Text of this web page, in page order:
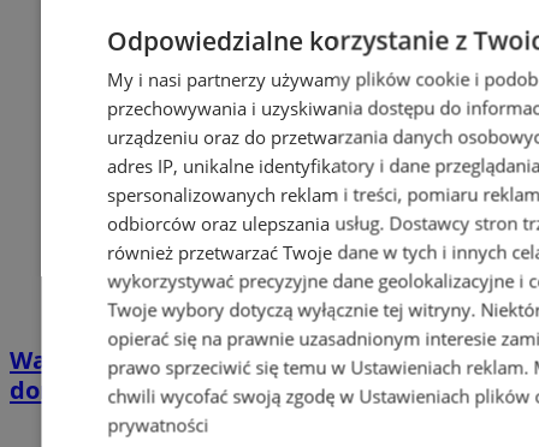
Wakacyjny wypoczynek nad Bałtykiem w
domkach Szmaragdowe Morze
Odpowiedzialne korzystanie z
My i nasi partnerzy używamy plików cookie i
przechowywania i uzyskiwania dostępu do
urządzeniu oraz do przetwarzania danych
adres IP, unikalne identyfikatory i dane
spersonalizowanych reklam i treści, pomiaru
odbiorców oraz ulepszania usług. Dostawcy stron
również przetwarzać Twoje dane w tych i innych
wykorzystywać precyzyjne dane geolokalizacyjne i
Twoje wybory dotyczą wyłącznie tej witryny.
opierać się na prawnie uzasadnionym interesie
prawo sprzeciwić się temu w Ustawieniach reklam.
chwili wycofać swoją zgodę w Ustawieniach plików
prywatności